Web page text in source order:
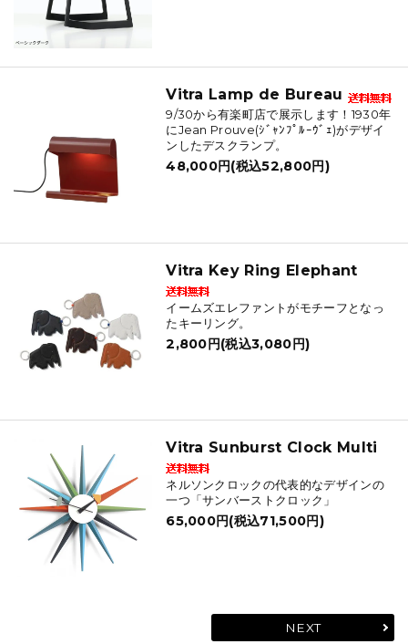
Vitra Lamp de Bureau
9/30から有楽町店で展示します！1930年
にJean Prouve(ｼﾞｬﾝﾌﾟﾙｰｳﾞｪ)がデザイ
ンしたデスクランプ。
48,000円(税込52,800円)
Vitra Key Ring Elephant
イームズエレファントがモチーフとなっ
たキーリング。
2,800円(税込3,080円)
Vitra Sunburst Clock Multi
ネルソンクロックの代表的なデザインの
一つ「サンバーストクロック」
65,000円(税込71,500円)
NEXT